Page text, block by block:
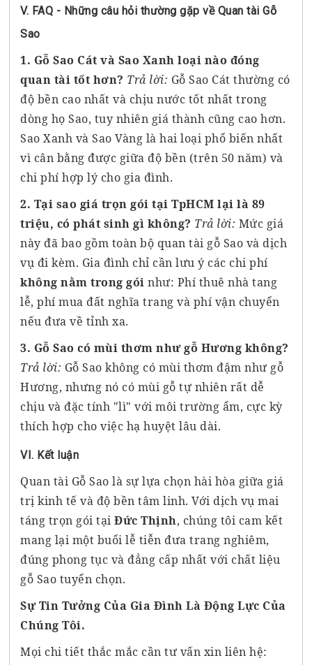
V. FAQ - Những câu hỏi thường gặp về Quan tài Gỗ
Sao
1. Gỗ Sao Cát và Sao Xanh loại nào đóng
quan tài tốt hơn? Trả lời: Gỗ Sao Cát thường có
độ bền cao nhất và chịu nước tốt nhất trong
dòng họ Sao, tuy nhiên giá thành cũng cao hơn.
Sao Xanh và Sao Vàng là hai loại phổ biến nhất
vì cân bằng được giữa độ bền (trên 50 năm) và
chi phí hợp lý cho gia đình.
2. Tại sao giá trọn gói tại TpHCM lại là 89
triệu, có phát sinh gì không? Trả lời: Mức giá
này đã bao gồm toàn bộ quan tài gỗ Sao và dịch
vụ đi kèm. Gia đình chỉ cần lưu ý các chi phí
không nằm trong gói như: Phí thuê nhà tang
lễ, phí mua đất nghĩa trang và phí vận chuyển
nếu đưa về tỉnh xa.
3. Gỗ Sao có mùi thơm như gỗ Hương không?
Trả lời: Gỗ Sao không có mùi thơm đậm như gỗ
Hương, nhưng nó có mùi gỗ tự nhiên rất dễ
chịu và đặc tính "lì" với môi trường ẩm, cực kỳ
thích hợp cho việc hạ huyệt lâu dài.
VI. Kết luận
Quan tài Gỗ Sao là sự lựa chọn hài hòa giữa giá
trị kinh tế và độ bền tâm linh. Với dịch vụ mai
táng trọn gói tạiĐức Thịnh, chúng tôi cam kết
mang lại một buổi lễ tiễn đưa trang nghiêm,
đúng phong tục và đẳng cấp nhất với chất liệu
gỗ Sao tuyển chọn.
Sự Tin Tưởng Của Gia Đình Là Động Lực Của
Chúng Tôi.
Mọi chi tiết thắc mắc cần tư vấn xin liên hệ: